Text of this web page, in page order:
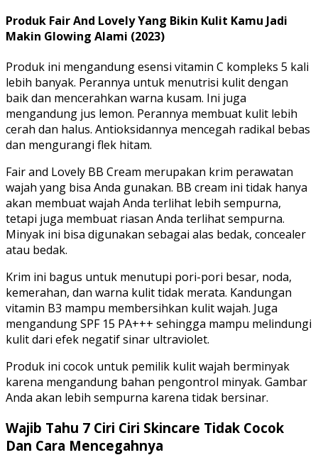
Produk Fair And Lovely Yang Bikin Kulit Kamu Jadi
Makin Glowing Alami (2023)
Produk ini mengandung esensi vitamin C kompleks 5 kali
lebih banyak. Perannya untuk menutrisi kulit dengan
baik dan mencerahkan warna kusam. Ini juga
mengandung jus lemon. Perannya membuat kulit lebih
cerah dan halus. Antioksidannya mencegah radikal bebas
dan mengurangi flek hitam.
Fair and Lovely BB Cream merupakan krim perawatan
wajah yang bisa Anda gunakan. BB cream ini tidak hanya
akan membuat wajah Anda terlihat lebih sempurna,
tetapi juga membuat riasan Anda terlihat sempurna.
Minyak ini bisa digunakan sebagai alas bedak, concealer
atau bedak.
Krim ini bagus untuk menutupi pori-pori besar, noda,
kemerahan, dan warna kulit tidak merata. Kandungan
vitamin B3 mampu membersihkan kulit wajah. Juga
mengandung SPF 15 PA+++ sehingga mampu melindungi
kulit dari efek negatif sinar ultraviolet.
Produk ini cocok untuk pemilik kulit wajah berminyak
karena mengandung bahan pengontrol minyak. Gambar
Anda akan lebih sempurna karena tidak bersinar.
Wajib Tahu 7 Ciri Ciri Skincare Tidak Cocok
Dan Cara Mencegahnya